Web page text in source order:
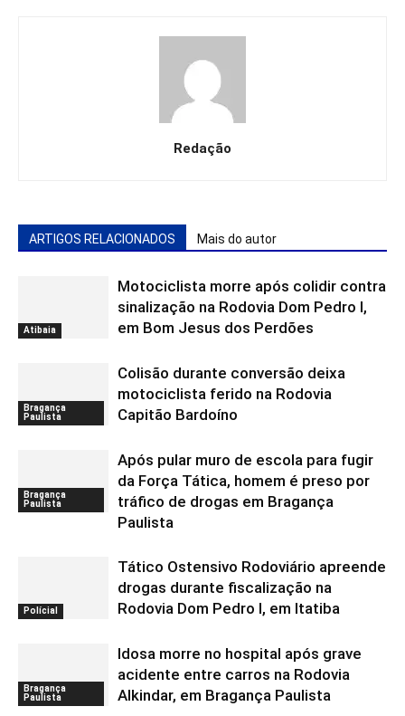
Redação
ARTIGOS RELACIONADOS Mais do autor
Atibaia
Motociclista morre após colidir contra
sinalização na Rodovia Dom Pedro I,
em Bom Jesus dos Perdões
Bragança
Paulista
Colisão durante conversão deixa
motociclista ferido na Rodovia
Capitão Bardoíno
Bragança
Paulista
Após pular muro de escola para fugir
da Força Tática, homem é preso por
tráfico de drogas em Bragança
Paulista
Polícial
Tático Ostensivo Rodoviário apreende
drogas durante fiscalização na
Rodovia Dom Pedro I, em Itatiba
Bragança
Paulista
Idosa morre no hospital após grave
acidente entre carros na Rodovia
Alkindar, em Bragança Paulista